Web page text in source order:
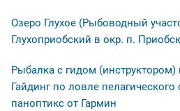
Озеро Глухое (Рыбоводный
Глухоприобский в окр. п.
Рыбалка с гидом (инструктором)
Гайдинг по ловле пелагического
паноптикс от Гармин